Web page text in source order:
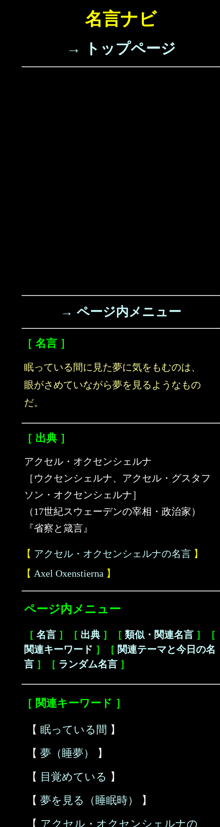
名言ナビ
→ トップページ
→ ページ内メニュー
［ 名言 ］
眠っている間に見た夢に気をもむのは、
眼がさめていながら夢を見るようなもの
だ。
［ 出典 ］
アクセル・オクセンシェルナ
［ウクセンシェルナ、アクセル・グスタフ
ソン・オクセンシェルナ］
（17世紀スウェーデンの宰相・政治家）
『省察と箴言』
【 アクセル・オクセンシェルナの名言 】
【 Axel Oxenstierna 】
ページ内メニュー
［ 名言 ］［ 出典 ］［ 類似・関連名言 ］［
関連キーワード ］［ 関連テーマと今日の名
言 ］［ ランダム名言 ］
［ 関連キーワード ］
【 眠っている間 】
【 夢（睡夢）
】
【 目覚めている 】
【 夢を見る（睡眠時）
】
【 アクセル・オクセンシェルナの